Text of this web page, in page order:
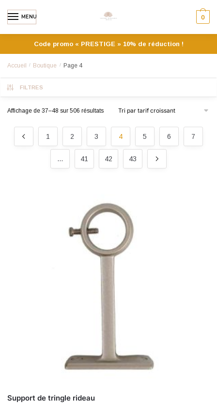
MENU 0
Code promo « PRESTIGE » 10% de réduction !
Accueil / Boutique / Page 4
FILTRES
Affichage de 37–48 sur 506 résultats
1 2 3 4 5 6 7
… 41 42 43
Support de tringle rideau